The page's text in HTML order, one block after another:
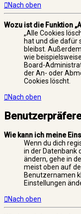
Nach oben
Wozu ist die Funktion
„Alle Cookies
hat und die dafür
bleibst.
wie
Board-
der An- oder
Cookies löscht.
Nach oben
Wie kann ich meine
Wenn du dich
in der Datenbank
ändern, gehe in
meist oben auf
Benutzernamen
Einstellungen
Nach oben